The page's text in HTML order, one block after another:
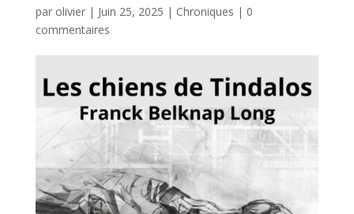
par olivier| Juin 25, 2025 | Chroniques | 0
commentaires